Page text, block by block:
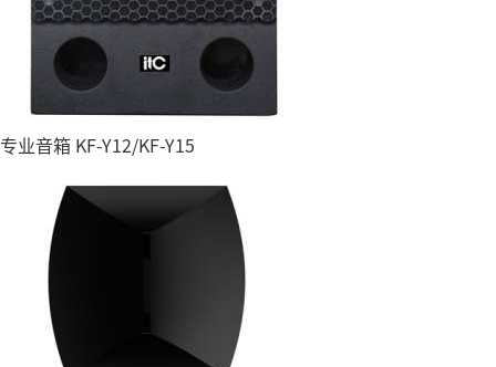
专业音箱 KF-Y12/KF-Y15